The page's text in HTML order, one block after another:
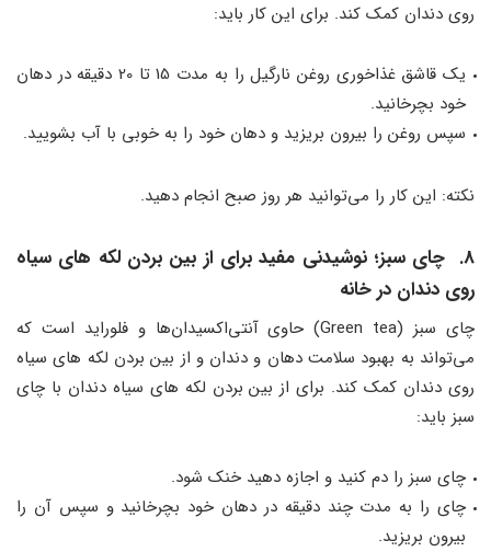
روی دندان کمک کند. برای این کار باید:
یک قاشق غذاخوری روغن نارگیل را به مدت 15 تا 20 دقیقه در دهان
خود بچرخانید.
سپس روغن را بیرون بریزید و دهان خود را به خوبی با آب بشویید.
نکته: این کار را می‌توانید هر روز صبح انجام دهید.
8. چای سبز؛ نوشیدنی مفید برای از بین بردن لکه های سیاه
روی دندان در خانه
چای سبز (Green tea) حاوی آنتی‌اکسیدان‌ها و فلوراید است که
می‌تواند به بهبود سلامت دهان و دندان و از بین بردن لکه های سیاه
روی دندان کمک کند. برای از بین بردن لکه های سیاه دندان با چای
سبز باید:
چای سبز را دم کنید و اجازه دهید خنک شود.
چای را به مدت چند دقیقه در دهان خود بچرخانید و سپس آن را
بیرون بریزید.